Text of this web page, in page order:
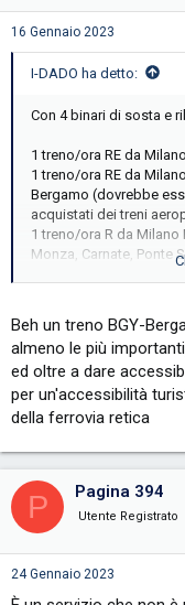
n
s16 Gennaio 2023
I-DADO ha detto:
Con 4 binari di sosta e
1 treno/ora RE da
1 treno/ora RE da
Bergamo (dovrebbe
acquistati dei treni
1 treno/ora R da Milano
Monza, Carnate, Ponte
Non saprei per la linea
via Carnate, magari ci
Fossi un
sponda lecchese farei il
Beh un treno BGY-
almeno le più
ed oltre a dare
per un'accessibilità
della ferrovia retica
P Pagina 394
Utente Registrato
24 Gennaio 2023